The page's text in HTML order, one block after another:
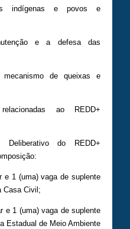
indígenas e povos e
e a defesa das
de queixas e
ao REDD+
do REDD+
e 1 (uma) vaga de suplente
Casa Civil;
e 1 (uma) vaga de suplente
Estadual de Meio Ambiente